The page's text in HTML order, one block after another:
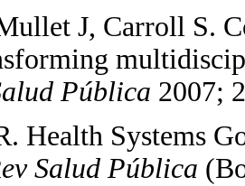
J, Carroll S.
Pública 2007;
Health Systems
Salud Pública